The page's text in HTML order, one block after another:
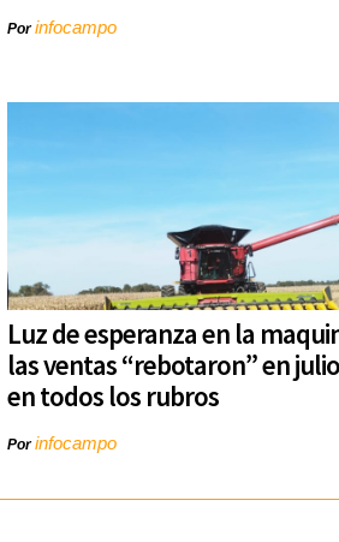
Porinfocampo
Luz de esperanza en la
las ventas “rebotaron” en
en todos los rubros
Porinfocampo